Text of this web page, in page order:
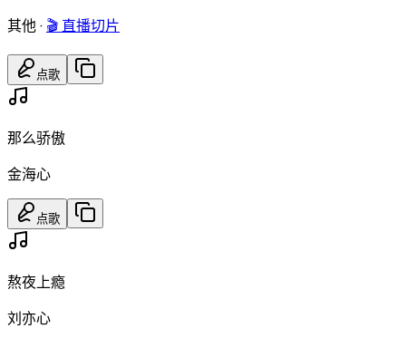
其他· 🎬 直播切片
点歌
那么骄傲
金海心
点歌
熬夜上瘾
刘亦心